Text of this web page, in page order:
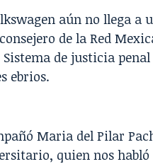
aún no llega a
de la Red
de justicia
ebrios.
Maria del Pilar
, quien nos